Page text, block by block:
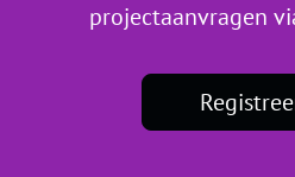
projectaanvragen